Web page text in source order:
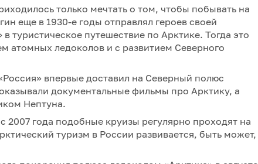
только мечтать о том, чтобы побывать на
еще в 1930-е годы отправлял героев своей
туристическое путешествие по Арктике. Тогда это
атомных ледоколов и с развитием Северного
впервые доставил на Северный полюс
документальные фильмы про Арктику, а
Нептуна.
2007 года подобные круизы регулярно проходят на
туризм в России развивается, быть может,